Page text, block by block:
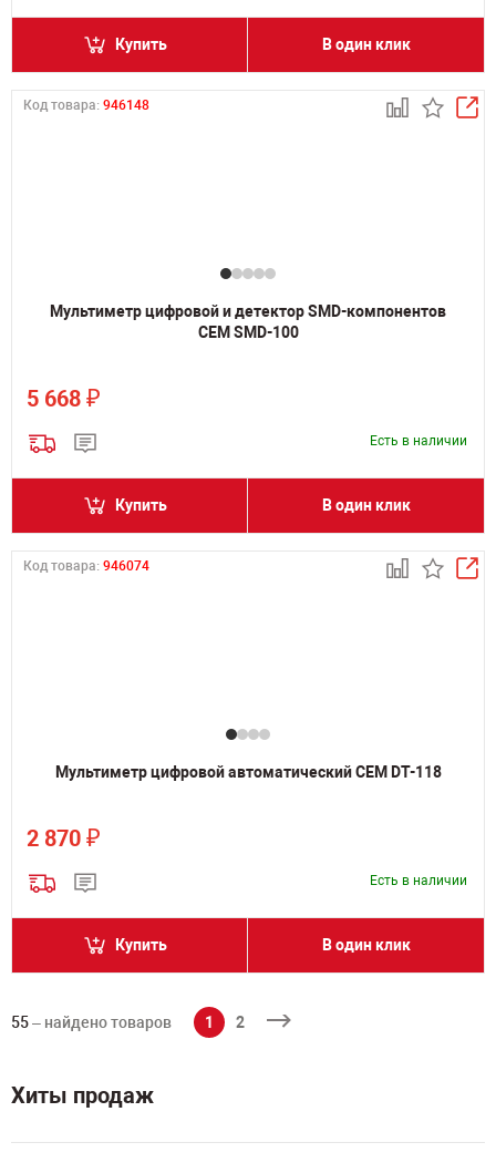
Купить В один клик
Код товара: 946148
Мультиметр цифровой и детектор SMD-компонентов
CEM SMD-100
5 668 ₽
Есть в наличии
Купить В один клик
Код товара: 946074
Мультиметр цифровой автоматический CEM DT-118
2 870 ₽
Есть в наличии
Купить В один клик
55– найдено товаров 1 2
Хиты продаж